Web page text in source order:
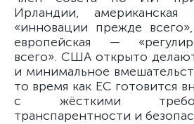
Ирландии,
«инновации прежде
европейская —
всего». США открыто
и минимальное
то время как ЕС готовится
с жёсткими
транспарентности и